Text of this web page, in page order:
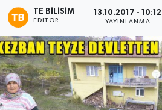
TE BILISIM
EDITÖR
13.10.2017 - 10:12
YAYINLANMA